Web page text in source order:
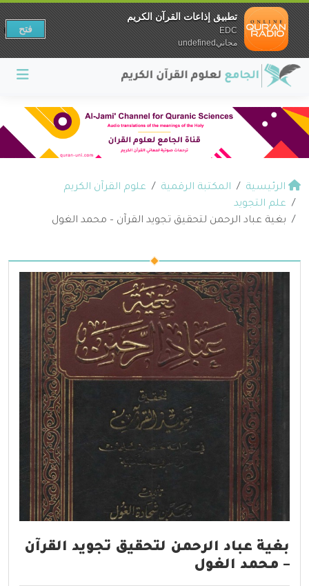
الرئيسية المكتبة الرقمية
علوم القرآن الكريم
علم التجويد
بغية عباد الرحمن لتحقيق تجويد القرآن – محمد الغول
بغية عباد الرحمن لتحقيق تجويد القرآن
– محمد الغول
تطبيق إذاعات القرآن الكريم
EDC
مجانيundefined
فتح